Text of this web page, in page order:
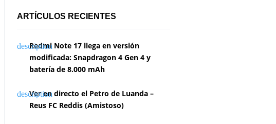
ARTÍCULOS RECIENTES
Redmi Note 17 llega en versión
modificada: Snapdragon 4 Gen 4 y
batería de 8.000 mAh
Ver en directo el Petro de Luanda –
Reus FC Reddis (Amistoso)